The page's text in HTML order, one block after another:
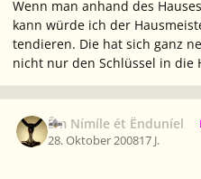
Wenn man anhand des
kann würde ich der
tendieren. Die hat sich ganz
nicht nur den Schlüssel in die
Êm Nímíle ét Ënduníel
28. Oktober 200817 J.